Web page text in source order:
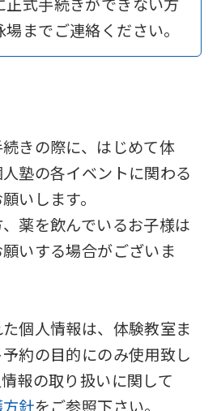
までご連絡ください。
きの際に、はじめて体
塾の各イベントに関わる
いします。
薬を飲んでいるお子様は
いする場合がございま
個人情報は、体験教室ま
約の目的にのみ使用致し
報の取り扱いに関して
an
automatic
Japanese
version
of
this
website
translated
mechanically,
so
it